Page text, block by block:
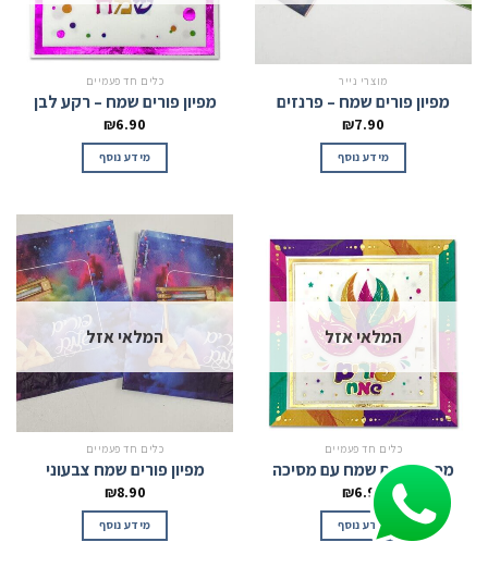
מוצרי נייר
מפיון פורים שמח – פרנזים
₪7.90
מידע נוסף
כלים חד פעמיים
מפיון פורים שמח – רקע לבן
₪6.90
מידע נוסף
המלאי אזל
כלים חד פעמיים
מפיון פורים שמח עם מסיכה
₪6.90
מידע נוסף
המלאי אזל
כלים חד פעמיים
מפיון פורים שמח צבעוני
₪8.90
מידע נוסף